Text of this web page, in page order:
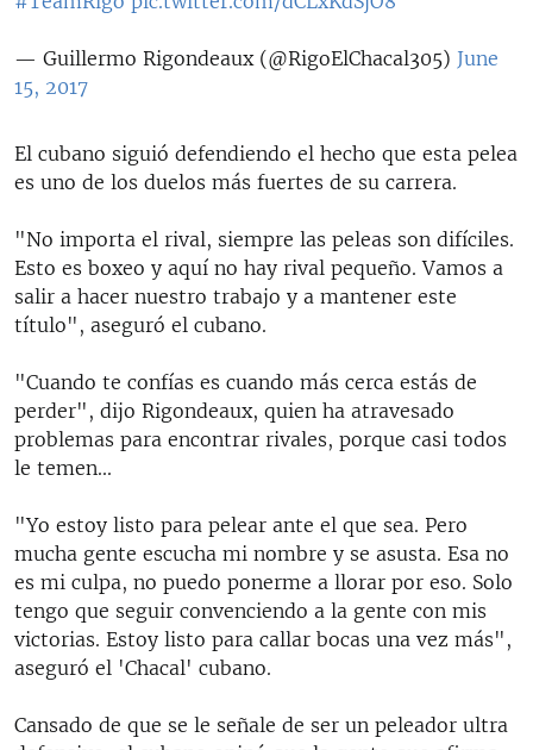
— Guillermo Rigondeaux (@RigoElChacal305) June
15, 2017
El cubano siguió defendiendo el hecho que esta pelea
es uno de los duelos más fuertes de su carrera.
"No importa el rival, siempre las peleas son difíciles.
Esto es boxeo y aquí no hay rival pequeño. Vamos a
salir a hacer nuestro trabajo y a mantener este
título", aseguró el cubano.
"Cuando te confías es cuando más cerca estás de
perder", dijo Rigondeaux, quien ha atravesado
problemas para encontrar rivales, porque casi todos
le temen...
"Yo estoy listo para pelear ante el que sea. Pero
mucha gente escucha mi nombre y se asusta. Esa no
es mi culpa, no puedo ponerme a llorar por eso. Solo
tengo que seguir convenciendo a la gente con mis
victorias. Estoy listo para callar bocas una vez más",
aseguró el 'Chacal' cubano.
Cansado de que se le señale de ser un peleador ultra